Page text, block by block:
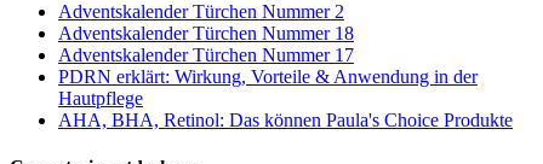
Adventskalender Türchen Nummer 2
Adventskalender Türchen Nummer 18
Adventskalender Türchen Nummer 17
PDRN erklärt: Wirkung, Vorteile & Anwendung in der
Hautpflege
AHA, BHA, Retinol: Das können Paula's Choice Produkte